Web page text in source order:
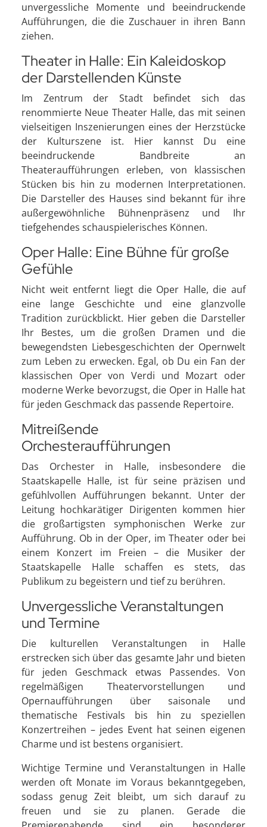
unvergessliche Momente und beeindruckende
Aufführungen, die die Zuschauer in ihren Bann
ziehen.
Theater in Halle: Ein Kaleidoskop
der Darstellenden Künste
Im Zentrum der Stadt befindet sich das
renommierte Neue Theater Halle, das mit seinen
vielseitigen Inszenierungen eines der Herzstücke
der Kulturszene ist. Hier kannst Du eine
beeindruckende Bandbreite an
Theateraufführungen erleben, von klassischen
Stücken bis hin zu modernen Interpretationen.
Die Darsteller des Hauses sind bekannt für ihre
außergewöhnliche Bühnenpräsenz und Ihr
tiefgehendes schauspielerisches Können.
Oper Halle: Eine Bühne für große
Gefühle
Nicht weit entfernt liegt die Oper Halle, die auf
eine lange Geschichte und eine glanzvolle
Tradition zurückblickt. Hier geben die Darsteller
Ihr Bestes, um die großen Dramen und die
bewegendsten Liebesgeschichten der Opernwelt
zum Leben zu erwecken. Egal, ob Du ein Fan der
klassischen Oper von Verdi und Mozart oder
moderne Werke bevorzugst, die Oper in Halle hat
für jeden Geschmack das passende Repertoire.
Mitreißende
Orchesteraufführungen
Das Orchester in Halle, insbesondere die
Staatskapelle Halle, ist für seine präzisen und
gefühlvollen Aufführungen bekannt. Unter der
Leitung hochkarätiger Dirigenten kommen hier
die großartigsten symphonischen Werke zur
Aufführung. Ob in der Oper, im Theater oder bei
einem Konzert im Freien – die Musiker der
Staatskapelle Halle schaffen es stets, das
Publikum zu begeistern und tief zu berühren.
Unvergessliche Veranstaltungen
und Termine
Die kulturellen Veranstaltungen in Halle
erstrecken sich über das gesamte Jahr und bieten
für jeden Geschmack etwas Passendes. Von
regelmäßigen Theatervorstellungen und
Opernaufführungen über saisonale und
thematische Festivals bis hin zu speziellen
Konzertreihen – jedes Event hat seinen eigenen
Charme und ist bestens organisiert.
Wichtige Termine und Veranstaltungen in Halle
werden oft Monate im Voraus bekanntgegeben,
sodass genug Zeit bleibt, um sich darauf zu
freuen und sie zu planen. Gerade die